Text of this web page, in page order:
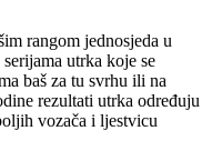
rangom jednosjeda u
utrka koje se
baš za tu svrhu ili na
rezultati utrka određuju
vozača i ljestvicu